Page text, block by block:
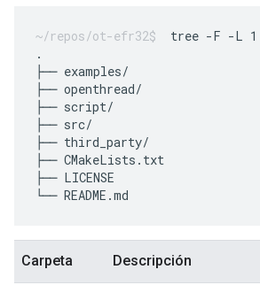
tree -F -L
.
├── examples/
├── openthread/
├── script/
├── src/
├── third_party/
├── CMakeLists.txt
├── LICENSE
Carpeta Descripción